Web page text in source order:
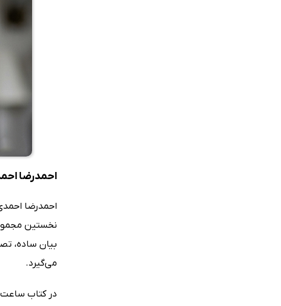
احمدرضا
احمدرضا
نخستین
بیان ساده،
می‌گیرد.